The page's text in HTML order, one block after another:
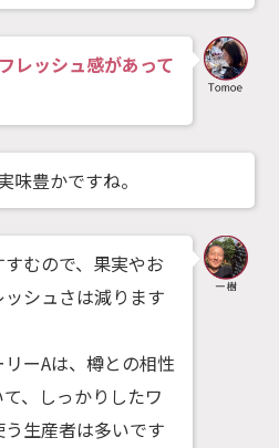
レッシュ感があって
味豊かですね。
むので、果実やお
シュさは減ります
ーAは、樽との相性
、しっかりしたワ
生産者は多いです